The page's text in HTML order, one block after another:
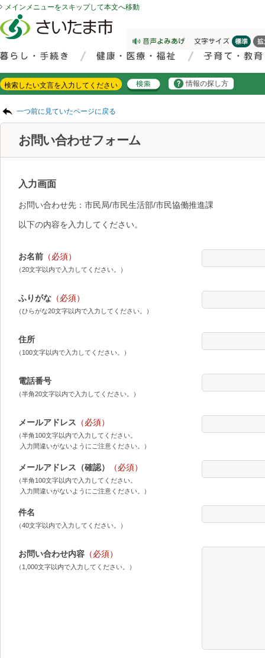
メインメニューをスキップして本文へ移動
情報の探し方
一つ前に見ていたページに戻る
お問い合わせフォーム
入力画面
お問い合わせ先：市民局/市民生活部/市民協働推進課
以下の内容を入力してください。
お名前 （必須）
（20文字以内で入力してください。）
ふりがな （必須）
（ひらがな20文字以内で入力してください。）
住所
（100文字以内で入力してください。）
電話番号
（半角20文字以内で入力してください。）
メールアドレス （必須）
（半角100文字以内で入力してください。
入力間違いがないようにご注意ください。）
メールアドレス（確認） （必須）
（半角100文字以内で入力してください。
入力間違いがないようにご注意ください。）
件名
（40文字以内で入力してください。）
お問い合わせ内容 （必須）
（1,000文字以内で入力してください。）